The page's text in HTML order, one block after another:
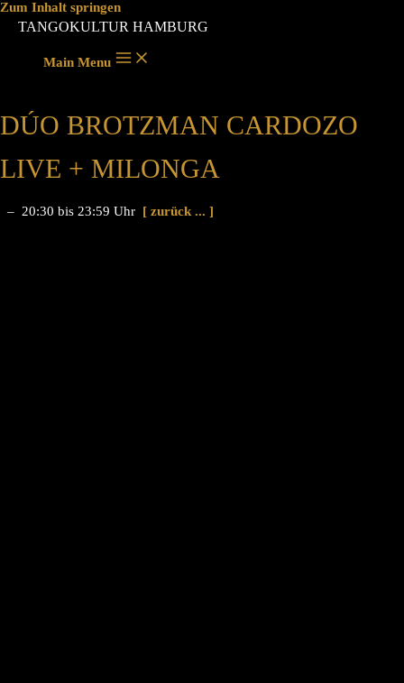
Zum Inhalt springen
TANGOKULTUR HAMBURG
Main Menu
DÚO BROTZMAN CARDOZO
LIVE + MILONGA
– 20:30 bis 23:59 Uhr [ zurück ... ]